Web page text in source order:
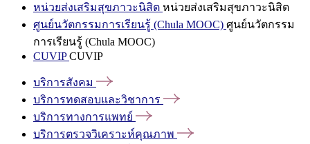
หน่วยส่งเสริมสุขภาวะนิสิต หน่วยส่งเสริมสุขภาวะนิสิต
ศูนย์นวัตกรรมการเรียนรู้ (Chula MOOC) ศูนย์นวัตกรรม
การเรียนรู้ (Chula MOOC)
CUVIPCUVIP
บริการสังคม
บริการทดสอบและวิชาการ
บริการทางการแพทย์
บริการตรวจวิเคราะห์คุณภาพ